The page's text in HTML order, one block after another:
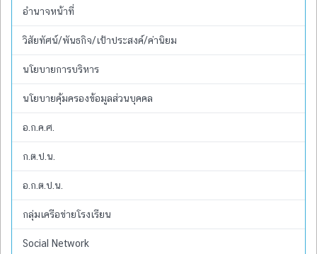
อำนาจหน้าที่
วิสัยทัศน์/พันธกิจ/เป้าประสงค์/ค่านิยม
นโยบายการบริหาร
นโยบายคุ้มครองข้อมูลส่วนบุคคล
อ.ก.ค.ศ.
ก.ต.ป.น.
อ.ก.ต.ป.น.
กลุ่มเครือข่ายโรงเรียน
Social Network